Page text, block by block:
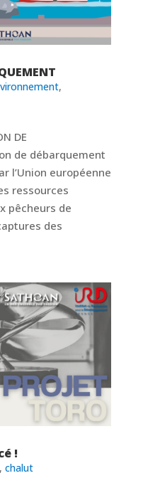
,
DE
de débarquement
l’Union européenne
ressources
pêcheurs de
des
!
chalut